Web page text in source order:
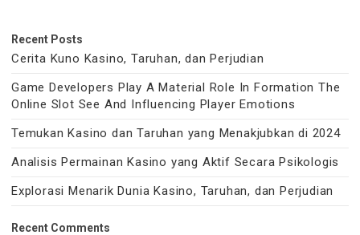
Recent Posts
Cerita Kuno Kasino, Taruhan, dan Perjudian
Game Developers Play A Material Role In Formation The
Online Slot See And Influencing Player Emotions
Temukan Kasino dan Taruhan yang Menakjubkan di 2024
Analisis Permainan Kasino yang Aktif Secara Psikologis
Explorasi Menarik Dunia Kasino, Taruhan, dan Perjudian
Recent Comments